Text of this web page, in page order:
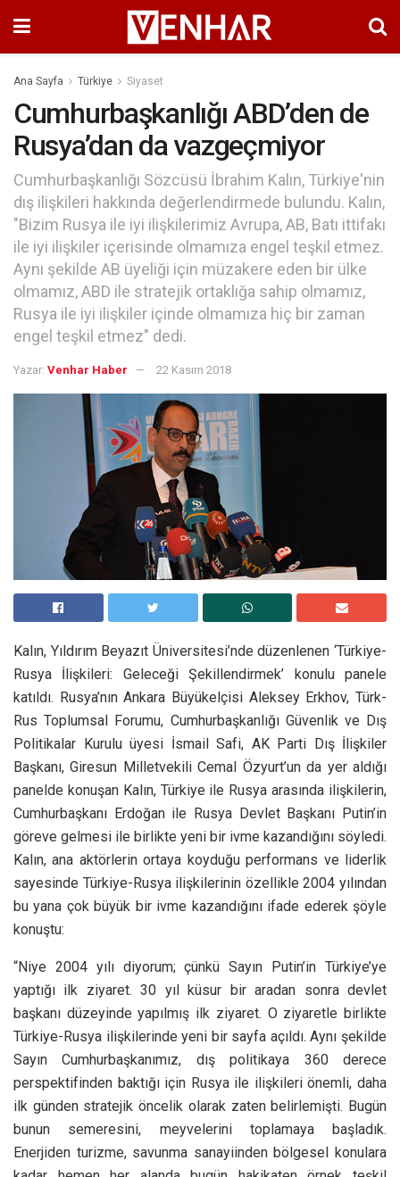
Ana Sayfa Türkiye Siyaset
Cumhurbaşkanlığı ABD’den de
Rusya’dan da vazgeçmiyor
Cumhurbaşkanlığı Sözcüsü İbrahim Kalın, Türkiye'nin
dış ilişkileri hakkında değerlendirmede bulundu. Kalın,
"Bizim Rusya ile iyi ilişkilerimiz Avrupa, AB, Batı ittifakı
ile iyi ilişkiler içerisinde olmamıza engel teşkil etmez.
Aynı şekilde AB üyeliği için müzakere eden bir ülke
olmamız, ABD ile stratejik ortaklığa sahip olmamız,
Rusya ile iyi ilişkiler içinde olmamıza hiç bir zaman
engel teşkil etmez" dedi.
Yazar: Venhar Haber 22 Kasım 2018
Kalın, Yıldırım Beyazıt Üniversitesi’nde düzenlenen ‘Türkiye-
Rusya İlişkileri: Geleceği Şekillendirmek’ konulu panele
katıldı. Rusya’nın Ankara Büyükelçisi Aleksey Erkhov, Türk-
Rus Toplumsal Forumu, Cumhurbaşkanlığı Güvenlik ve Dış
Politikalar Kurulu üyesi İsmail Safi, AK Parti Dış İlişkiler
Başkanı, Giresun Milletvekili Cemal Özyurt’un da yer aldığı
panelde konuşan Kalın, Türkiye ile Rusya arasında ilişkilerin,
Cumhurbaşkanı Erdoğan ile Rusya Devlet Başkanı Putin’in
göreve gelmesi ile birlikte yeni bir ivme kazandığını söyledi.
Kalın, ana aktörlerin ortaya koyduğu performans ve liderlik
sayesinde Türkiye-Rusya ilişkilerinin özellikle 2004 yılından
bu yana çok büyük bir ivme kazandığını ifade ederek şöyle
konuştu:
“Niye 2004 yılı diyorum; çünkü Sayın Putin’in Türkiye’ye
yaptığı ilk ziyaret. 30 yıl küsur bir aradan sonra devlet
başkanı düzeyinde yapılmış ilk ziyaret. O ziyaretle birlikte
Türkiye-Rusya ilişkilerinde yeni bir sayfa açıldı. Aynı şekilde
Sayın Cumhurbaşkanımız, dış politikaya 360 derece
perspektifinden baktığı için Rusya ile ilişkileri önemli, daha
ilk günden stratejik öncelik olarak zaten belirlemişti. Bugün
bunun semeresini, meyvelerini toplamaya başladık.
Enerjiden turizme, savunma sanayiinden bölgesel konulara